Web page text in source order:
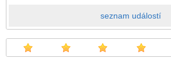
seznam událostí